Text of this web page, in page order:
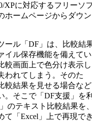
XPに対応するフリーソ
ホームページからダウン
ル「DF」は、比較結
イル保存機能を備えてい
較画面上で色分け表示し
われてしまう。そのた
較結果を見せる場合など
。そこで「DF支援」を
のテキスト比較結果を
て「Excel」上で再現で